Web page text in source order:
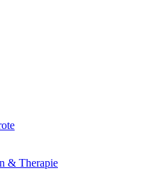
& Therapie